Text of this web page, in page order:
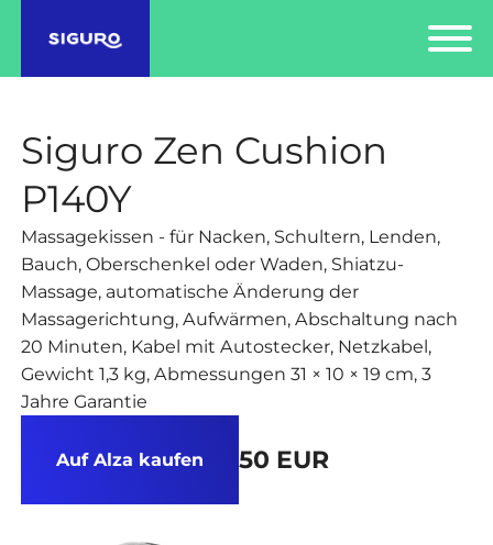
Siguro Zen Cushion
P140Y
Massagekissen - für Nacken, Schultern, Lenden,
Bauch, Oberschenkel oder Waden, Shiatzu-
Massage, automatische Änderung der
Massagerichtung, Aufwärmen, Abschaltung nach
20 Minuten, Kabel mit Autostecker, Netzkabel,
Gewicht 1,3 kg, Abmessungen 31 × 10 × 19 cm, 3
Jahre Garantie
Auf Alza kaufen 50 EUR